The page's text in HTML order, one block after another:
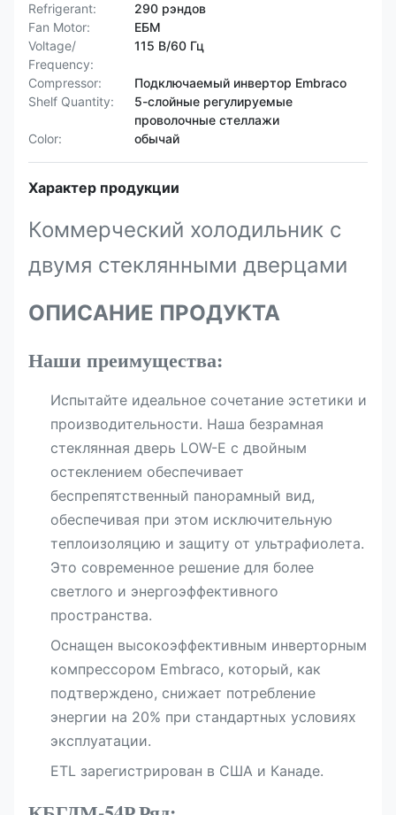
Refrigerant:
290 рэндов
Fan Motor:
ЕБМ
Voltage/
Frequency:
115 В/60 Гц
Compressor:
Подключаемый инвертор Embraco
Shelf Quantity:
5-слойные регулируемые
проволочные стеллажи
Color:
обычай
Характер продукции
Коммерческий холодильник с
двумя стеклянными дверцами
ОПИСАНИЕ ПРОДУКТА
Наши преимущества:
Испытайте идеальное сочетание эстетики и
производительности. Наша безрамная
стеклянная дверь LOW-E с двойным
остеклением обеспечивает
беспрепятственный панорамный вид,
обеспечивая при этом исключительную
теплоизоляцию и защиту от ультрафиолета.
Это современное решение для более
светлого и энергоэффективного
пространства.
Оснащен высокоэффективным инверторным
компрессором Embraco, который, как
подтверждено, снижает потребление
энергии на 20% при стандартных условиях
эксплуатации.
ETL зарегистрирован в США и Канаде.​